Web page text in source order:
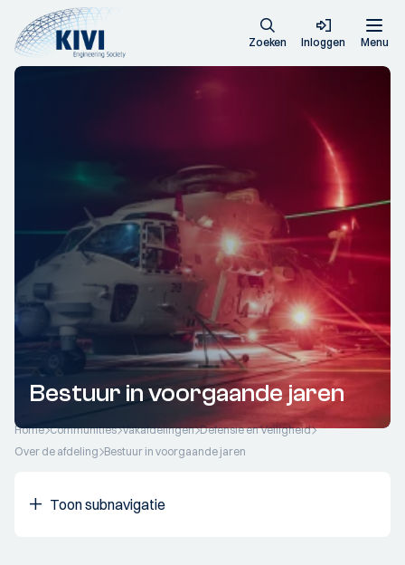
Zoeken Inloggen Menu
Bestuur in voorgaande jaren
Home Communities Vakafdelingen Defensie en Veiligheid
Over de afdeling Bestuur in voorgaande jaren
Toon subnavigatie